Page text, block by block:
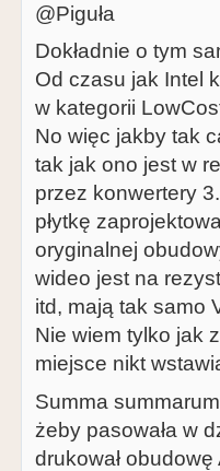
@Piguła
Dokładnie o tym
Od czasu jak Intel
w kategorii
No więc jakby tak
tak jak ono jest w
przez konwertery
płytkę
oryginalnej
wideo jest na
itd, mają tak samo
Nie wiem tylko jak
miejsce nikt
Summa
żeby pasowała w
drukował